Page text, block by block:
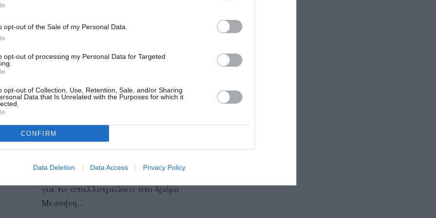
opt-out of the Sale of my Personal Data.
opt-out of processing my Personal Data for Targeted
opt-out of Collection, Use, Retention, Sale, and/or Sharing
Data that Is Unrelated with the Purposes for which it
CONFIRM
Data Deletion Data Access Privacy Policy
Παραμένει το πρόβλημα με τις
ξεκολλήσει ένα σημαντικό έργο που εδώ...
Για Ιανουάριο αναβλήθηκε ο
καθορισμός τιμής για τις
Λάμπαινα
Αναβλήθηκε χθες στο Εφετείο Καλαμάτας η
εκδίκαση για τον καθορισμό τιμής μονάδας
για τις απαλλοτριώσεις στο δρόμο
Μεσσήνη...